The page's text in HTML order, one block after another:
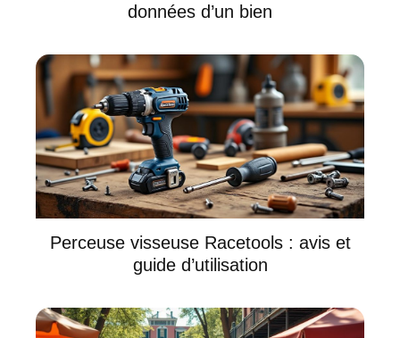
données d’un bien
Perceuse visseuse Racetools : avis et
guide d’utilisation